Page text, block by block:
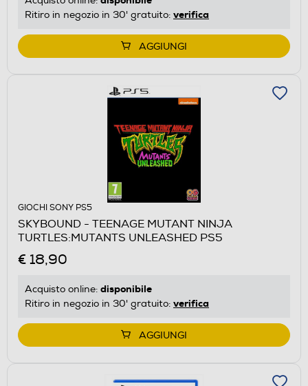
Ritiro in negozio in 30' gratuito: verifica
AGGIUNGI
GIOCHI SONY PS5
SKYBOUND - TEENAGE MUTANT NINJA
TURTLES:MUTANTS UNLEASHED PS5
€ 18,90
Acquisto online: disponibile
Ritiro in negozio in 30' gratuito: verifica
AGGIUNGI